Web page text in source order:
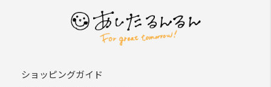
ショッピングガイド